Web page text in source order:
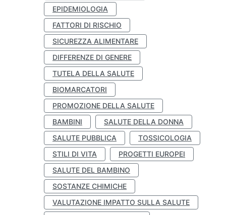
EPIDEMIOLOGIA
FATTORI DI RISCHIO
SICUREZZA ALIMENTARE
DIFFERENZE DI GENERE
TUTELA DELLA SALUTE
BIOMARCATORI
PROMOZIONE DELLA SALUTE
BAMBINI
SALUTE DELLA DONNA
SALUTE PUBBLICA
TOSSICOLOGIA
STILI DI VITA
PROGETTI EUROPEI
SALUTE DEL BAMBINO
SOSTANZE CHIMICHE
VALUTAZIONE IMPATTO SULLA SALUTE